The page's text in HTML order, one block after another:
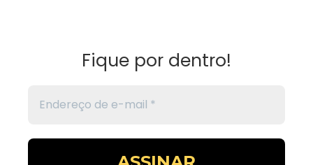
Fique por dentro!